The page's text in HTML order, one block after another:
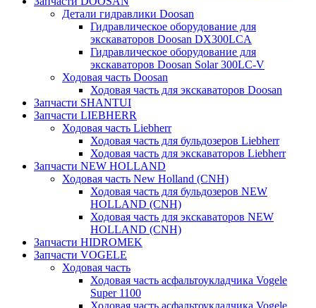
Детали гидравлики Doosan
Гидравлическое оборудование для
экскаваторов Doosan DX300LCA
Гидравлическое оборудование для
экскаваторов Doosan Solar 300LC-V
Ходовая часть Doosan
Ходовая часть для экскаваторов Doosan
Запчасти SHANTUI
Запчасти LIEBHERR
Ходовая часть Liebherr
Ходовая часть для бульдозеров Liebherr
Ходовая часть для экскаваторов Liebherr
Запчасти NEW HOLLAND
Ходовая часть New Holland (CNH)
Ходовая часть для бульдозеров NEW
HOLLAND (CNH)
Ходовая часть для экскаваторов NEW
HOLLAND (CNH)
Запчасти HIDROMEK
Запчасти VOGELE
Ходовая часть
Ходовая часть асфальтоукладчика Vogele
Super 1100
Ходовая часть асфальтоукладчика Vogele